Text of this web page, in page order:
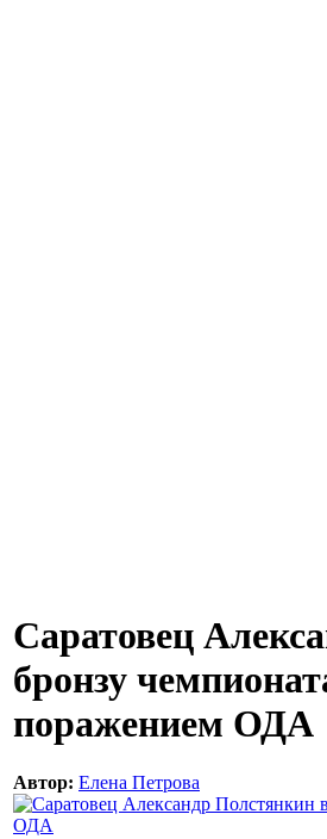
Саратовец
бронзу
поражением ОДА
Автор: Елена Петрова